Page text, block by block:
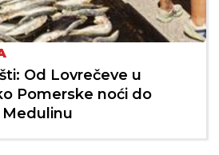
Od Lovrečeve u
Pomerske noći do